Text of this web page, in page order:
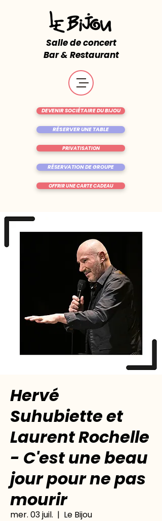
Salle de concert
Bar & Restaurant
RÉSERVER UNE TABLE
OFFRIR UNE CARTE CADEAU
DEVENIR SOCIÉTAIRE DU BIJOU
RÉSERVATION DE GROUPE
PRIVATISATION
Hervé
Suhubiette et
Laurent Rochelle
- C'est une beau
jour pour ne pas
mourir
mer. 03 juil.
  |
Le Bijou